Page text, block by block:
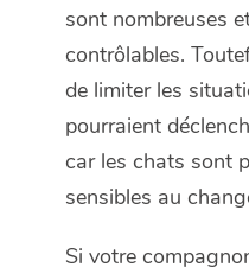
sont nombreuses
contrôlables.
de limiter les
pourraient
car les chats sont
sensibles au
Si votre